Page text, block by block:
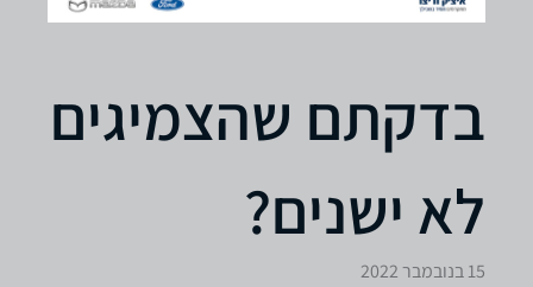
בדקתם שהצמיגים
לא ישנים?
15 בנובמבר 2022